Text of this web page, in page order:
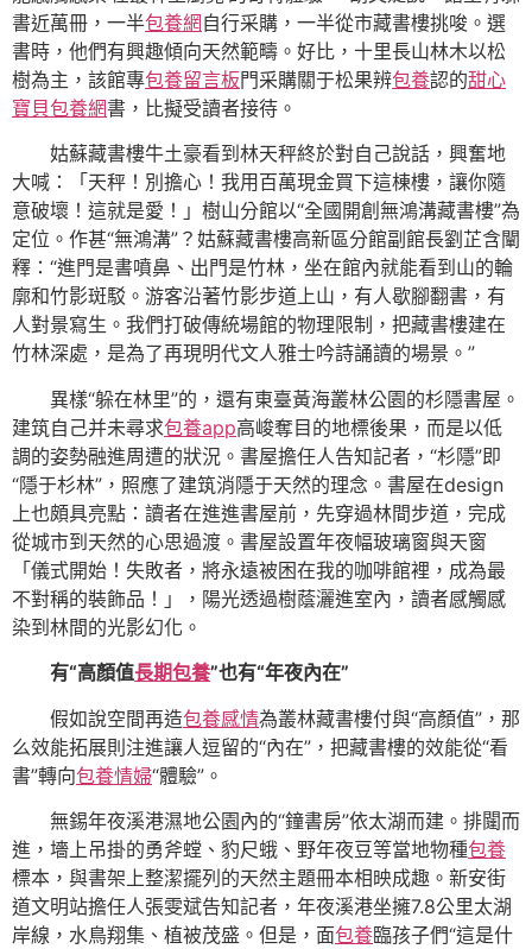
書近萬冊，一半包養網自行采購，一半從市藏書樓挑唆。選
書時，他們有興趣傾向天然範疇。好比，十里長山林木以松
樹為主，該館專包養留言板門采購關于松果辨包養認的甜心
寶貝包養網書，比擬受讀者接待。
姑蘇藏書樓牛土豪看到林天秤終於對自己說話，興奮地
大喊：「天秤！別擔心！我用百萬現金買下這棟樓，讓你隨
意破壞！這就是愛！」樹山分館以“全國開創無鴻溝藏書樓”為
定位。作甚“無鴻溝”？姑蘇藏書樓高新區分館副館長劉芷含闡
釋：“進門是書噴鼻、出門是竹林，坐在館內就能看到山的輪
廓和竹影斑駁。游客沿著竹影步道上山，有人歇腳翻書，有
人對景寫生。我們打破傳統場館的物理限制，把藏書樓建在
竹林深處，是為了再現明代文人雅士吟詩誦讀的場景。”
異樣“躲在林里”的，還有東臺黃海叢林公園的杉隱書屋。
建筑自己并未尋求包養app高峻奪目的地標後果，而是以低
調的姿勢融進周遭的狀況。書屋擔任人告知記者，“杉隱”即
“隱于杉林”，照應了建筑消隱于天然的理念。書屋在design
上也頗具亮點：讀者在進進書屋前，先穿過林間步道，完成
從城市到天然的心思過渡。書屋設置年夜幅玻璃窗與天窗
「儀式開始！失敗者，將永遠被困在我的咖啡館裡，成為最
不對稱的裝飾品！」，陽光透過樹蔭灑進室內，讀者感觸感
染到林間的光影幻化。
有“高顏值長期包養”也有“年夜內在”
假如說空間再造包養感情為叢林藏書樓付與“高顏值”，那
么效能拓展則注進讓人逗留的“內在”，把藏書樓的效能從“看
書”轉向包養情婦“體驗”。
無錫年夜溪港濕地公園內的“鐘書房”依太湖而建。排闥而
進，墻上吊掛的勇斧螳、豹尺蛾、野年夜豆等當地物種包養
標本，與書架上整潔擺列的天然主題冊本相映成趣。新安街
道文明站擔任人張雯斌告知記者，年夜溪港坐擁7.8公里太湖
岸線，水鳥翔集、植被茂盛。但是，面包養臨孩子們“這是什